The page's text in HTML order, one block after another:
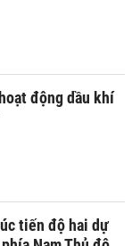
động dầu khí
tiến độ hai dự